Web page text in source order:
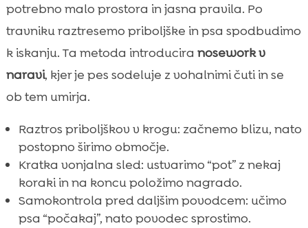
potrebno malo prostora in jasna pravila. Po
travniku raztresemo priboljške in psa spodbudimo
k iskanju. Ta metoda introducira nosework v
naravi, kjer je pes sodeluje z vohalnimi čuti in se
ob tem umirja.
Raztros priboljškov v krogu: začnemo blizu, nato
postopno širimo območje.
Kratka vonjalna sled: ustvarimo “pot” z nekaj
koraki in na koncu položimo nagrado.
Samokontrola pred daljšim povodcem: učimo
psa “počakaj”, nato povodec sprostimo.